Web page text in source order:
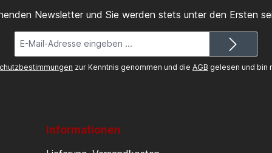
Newsletter und Sie werden stets unter den Ersten
Mail-
Adresse*
zur Kenntnis genommen und die AGB gelesen und bin
Informationen